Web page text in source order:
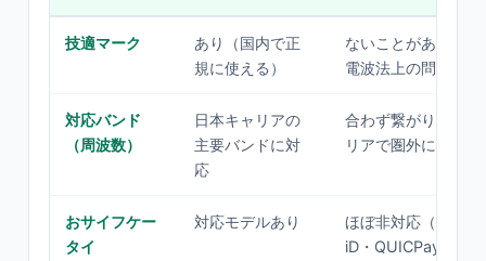
技適マーク
あり（国内で正
規に使える）
ないことがある（
電波法上の問題が
対応バンド
（周波数）
日本キャリアの
主要バンドに対
応
合わず繋がりにくい
リアで圏外になる
おサイフケー
タイ
対応モデルあり
ほぼ非対応（モバ
iD・QUICPayが使